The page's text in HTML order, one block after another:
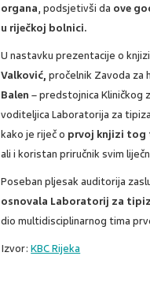
organa, podsjetivši da ove
u riječkoj bolnici.
U nastavku prezentacije o
Valković, pročelnik Zavoda za
Balen – predstojnica Kliničkog
voditeljica Laboratorija za
kako je riječ o prvoj knjizi tog
ali i koristan priručnik svim
Poseban pljesak auditorija
osnovala Laboratorij za
dio multidisciplinarnog tima
Izvor:KBC Rijeka